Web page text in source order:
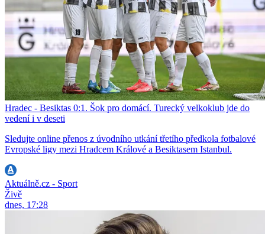
Hradec - Besiktas 0:1. Šok pro domácí. Turecký velkoklub jde do
vedení i v deseti
Sledujte online přenos z úvodního utkání třetího předkola fotbalové
Evropské ligy mezi Hradcem Králové a Besiktasem Istanbul.
Aktuálně.cz - Sport
Živě
dnes, 17:28